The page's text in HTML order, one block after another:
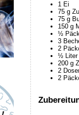
1 Ei
75 g
75 g
150 g
½
3
2
½ Liter
200 g
2
2